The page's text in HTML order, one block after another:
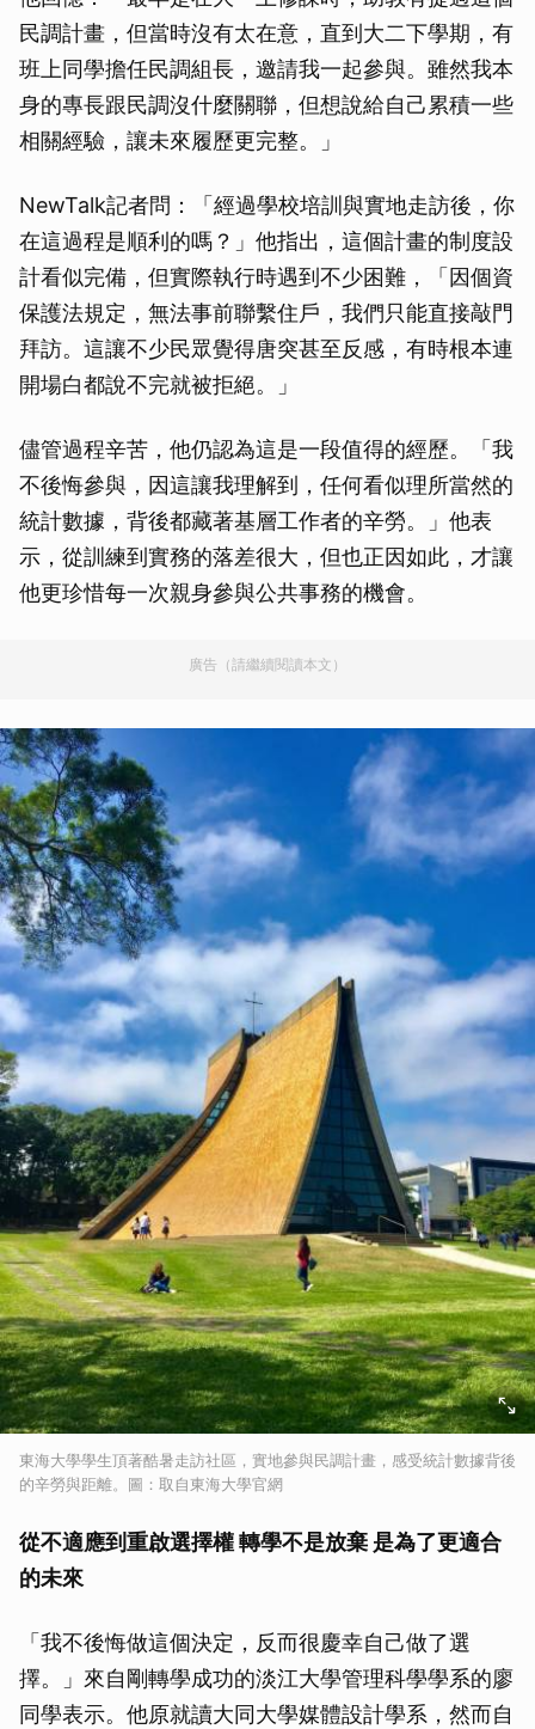
民調計畫，但當時沒有太在意，直到大二下學期，有
班上同學擔任民調組長，邀請我一起參與。雖然我本
身的專長跟民調沒什麼關聯，但想說給自己累積一些
相關經驗，讓未來履歷更完整。」
NewTalk記者問：「經過學校培訓與實地走訪後，你
在這過程是順利的嗎？」他指出，這個計畫的制度設
計看似完備，但實際執行時遇到不少困難，「因個資
保護法規定，無法事前聯繫住戶，我們只能直接敲門
拜訪。這讓不少民眾覺得唐突甚至反感，有時根本連
開場白都說不完就被拒絕。」
儘管過程辛苦，他仍認為這是一段值得的經歷。「我
不後悔參與，因這讓我理解到，任何看似理所當然的
統計數據，背後都藏著基層工作者的辛勞。」他表
示，從訓練到實務的落差很大，但也正因如此，才讓
他更珍惜每一次親身參與公共事務的機會。
廣告（請繼續閱讀本文）
東海大學學生頂著酷暑走訪社區，實地參與民調計畫，感受統計數據背後
的辛勞與距離。圖：取自東海大學官網
從不適應到重啟選擇權 轉學不是放棄 是為了更適合
的未來
「我不後悔做這個決定，反而很慶幸自己做了選
擇。」來自剛轉學成功的淡江大學管理科學學系的廖
同學表示。他原就讀大同大學媒體設計學系，然而自